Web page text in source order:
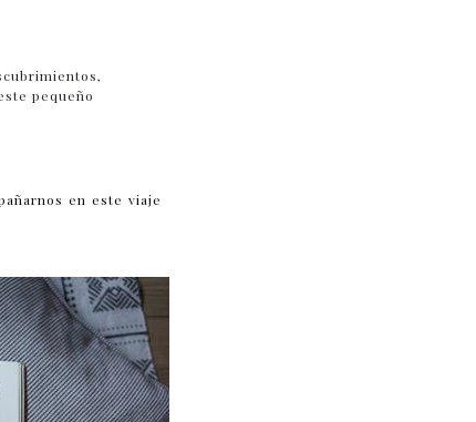
pequeño
en este viaje